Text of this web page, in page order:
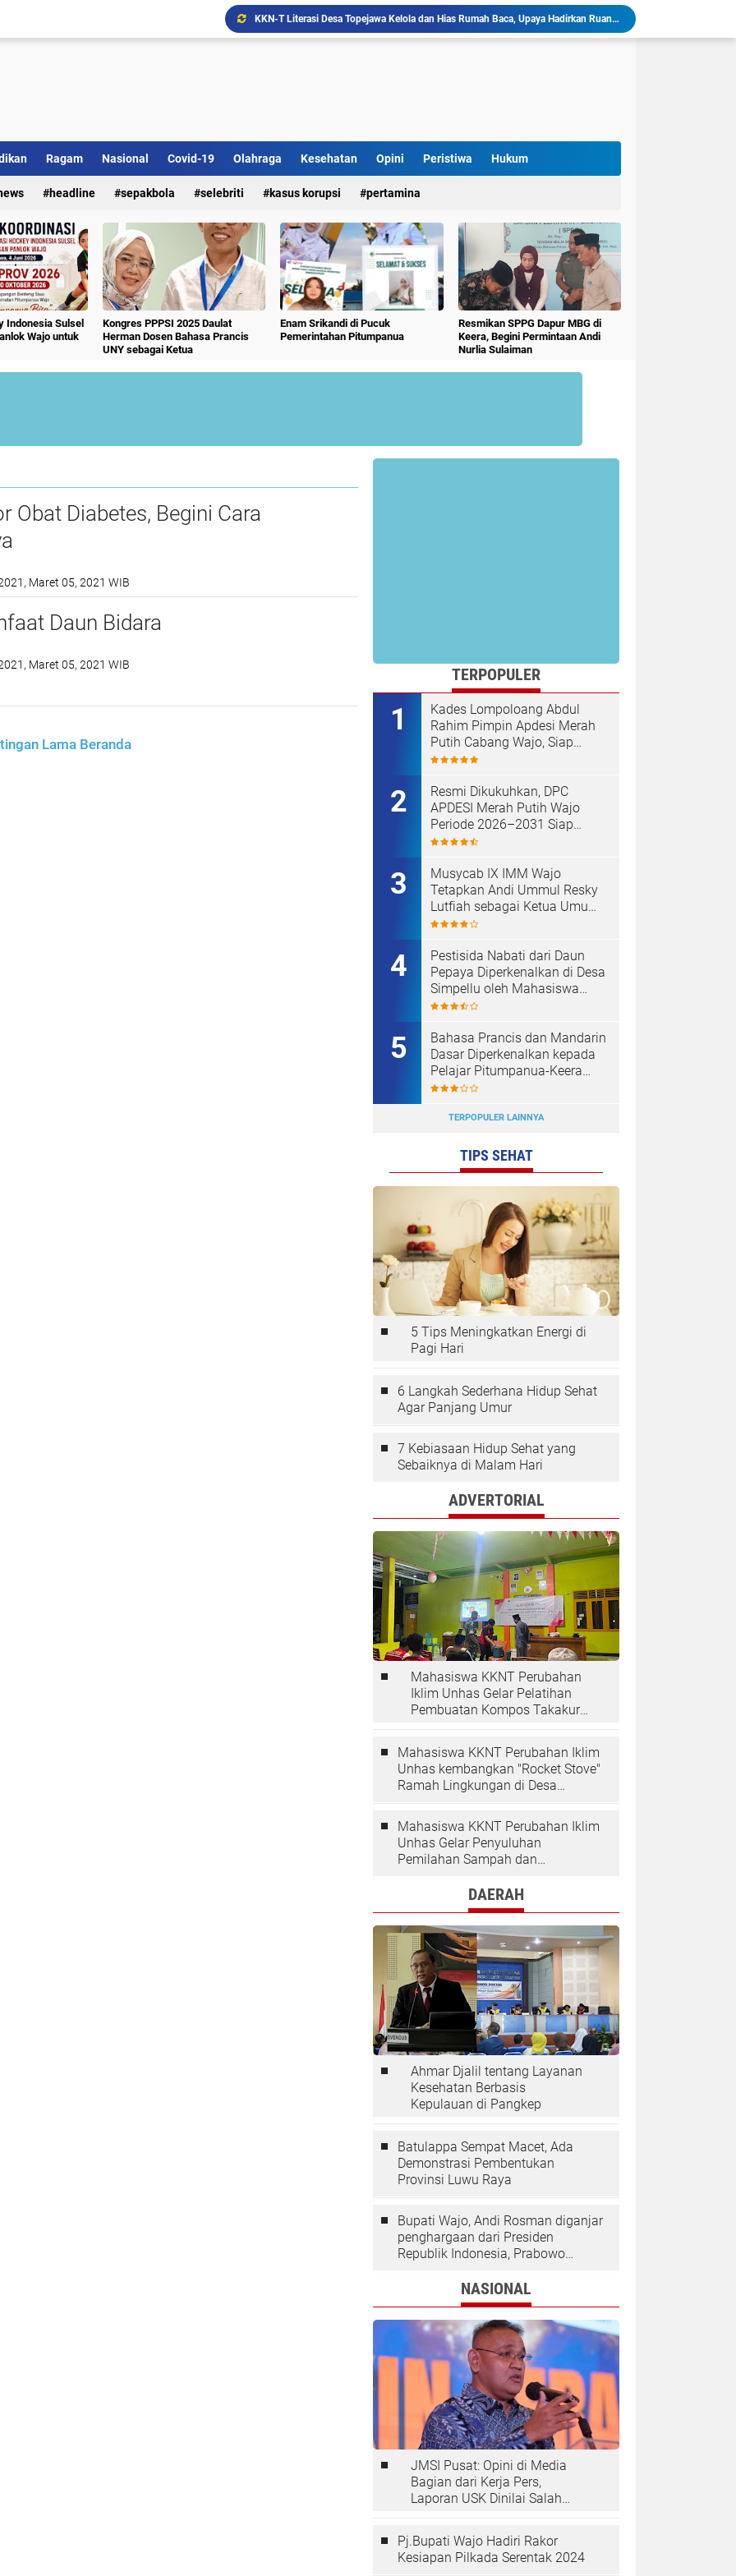
Ada Bank Sampah di Simpellu, Diinisiasi oleh Mahasiswa KKN Unhas Gel.116
Mahasiswa KKN-T Unhas Gelombang 116 di Desa Simpellu Kembangkan Semprot Antinyamuk Alami
Mahasiswa KKN-T Literasi Unhas Laksanakan Kunjungan Literasi ke Rumah Baca Lo’mo Topejawa Bersama Siswa UPT SDN 66 Kajang
Ragam Nasional Covid-19 Olahraga Kesehatan Opini Peristiwa Hukum
headline sepakbola selebriti kasus korupsi pertamina
Indonesia Sulsel
Wajo untuk
Kongres PPPSI 2025 Daulat
Herman Dosen Bahasa Prancis
UNY sebagai Ketua
Enam Srikandi di Pucuk
Pemerintahan Pitumpanua
Resmikan SPPG Dapur MBG di
Keera, Begini Permintaan Andi
Nurlia Sulaiman
Obat Diabetes, Begini Cara
Maret 05, 2021 WIB
Daun Bidara
Maret 05, 2021 WIB
Lama Beranda
TERPOPULER
Kades Lompoloang Abdul
Rahim Pimpin Apdesi Merah
Putih Cabang Wajo, Siap
Kawal Koperasi Merah Putih
Resmi Dikukuhkan, DPC
APDESI Merah Putih Wajo
Periode 2026–2031 Siap
Kawal Kemajuan Desa dan
Musycab IX IMM Wajo
Tetapkan Andi Ummul Resky
Lutfiah sebagai Ketua Umum
Terpilih
Pestisida Nabati dari Daun
Pepaya Diperkenalkan di Desa
Simpellu oleh Mahasiswa
KKN-T Unhas Gel-116
Bahasa Prancis dan Mandarin
Dasar Diperkenalkan kepada
Pelajar Pitumpanua-Keera
oleh Mahasiswa KKN Unhas
TERPOPULER LAINNYA
TIPS SEHAT
5 Tips Meningkatkan Energi di
Pagi Hari
6 Langkah Sederhana Hidup Sehat
Agar Panjang Umur
7 Kebiasaan Hidup Sehat yang
Sebaiknya di Malam Hari
ADVERTORIAL
Mahasiswa KKNT Perubahan
Iklim Unhas Gelar Pelatihan
Pembuatan Kompos Takakura
Mahasiswa KKNT Perubahan Iklim
Unhas kembangkan "Rocket Stove"
Ramah Lingkungan di Desa
Mahasiswa KKNT Perubahan Iklim
Unhas Gelar Penyuluhan
Pemilahan Sampah dan
Desa KalolingDAERAH
Ahmar Djalil tentang Layanan
Kesehatan Berbasis
Kepulauan di Pangkep
Batulappa Sempat Macet, Ada
Demonstrasi Pembentukan
Provinsi Luwu Raya
Bupati Wajo, Andi Rosman diganjar
penghargaan dari Presiden
Republik Indonesia, Prabowo
NASIONAL
JMSI Pusat: Opini di Media
Bagian dari Kerja Pers,
Laporan USK Dinilai Salah
Pj.Bupati Wajo Hadiri Rakor
Kesiapan Pilkada Serentak 2024